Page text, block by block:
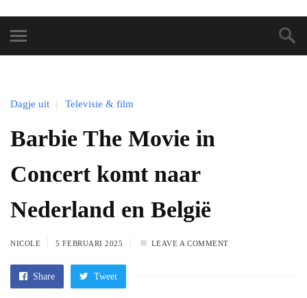
Dagje uit Televisie & film
Barbie The Movie in
Concert komt naar
Nederland en België
NICOLE 5 FEBRUARI 2025 LEAVE A COMMENT
Share Tweet